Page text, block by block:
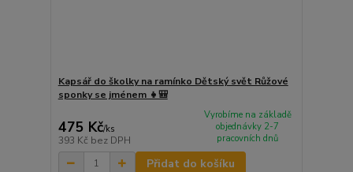
Kapsář do školky na ramínko Dětský svět Růžové
sponky se jménem 👧🎒
475 Kč/ks
393 Kč bez DPH
Vyrobíme na základě
objednávky 2-7
pracovních dnů
Přidat do košíku